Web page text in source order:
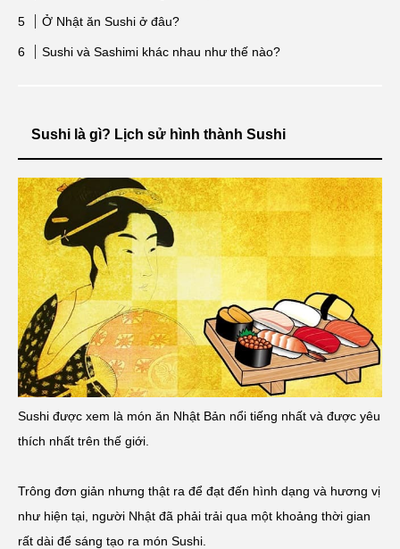
Ở Nhật ăn Sushi ở đâu?
Sushi và Sashimi khác nhau như thế nào?
Sushi là gì? Lịch sử hình thành Sushi
Sushi được xem là món ăn Nhật Bản nổi tiếng nhất và được yêu
thích nhất trên thế giới.
Trông đơn giản nhưng thật ra để đạt đến hình dạng và hương vị
như hiện tại, người Nhật đã phải trải qua một khoảng thời gian
rất dài để sáng tạo ra món Sushi.